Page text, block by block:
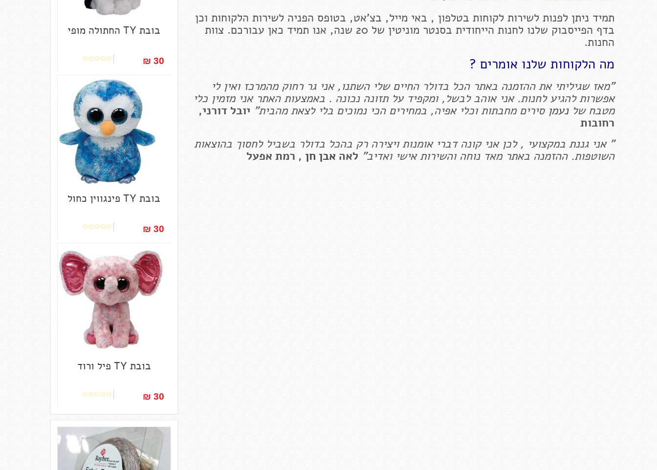
בובת TY החתולה מופי
30 ₪‎
בובת TY פינגווין כחול
30 ₪‎
בובת TY פיל ורוד
30 ₪‎
תמיד ניתן לפנות לשירות לקוחות בטלפון , באי מייל, בצ'אט, בטופס הפניה לשירות הלקוחות וכן
בדף הפייסבוק שלנו לחנות הייחודית בסנטר מוניטין של 20 שנה, אנו תמיד כאן עבורכם. צוות
החנות.
מה הלקוחות שלנו אומרים ?
"מאז שגיליתי את ההזמנה באתר הכל בדולר החיים שלי השתנו, אני גר רחוק מהמרכז ואין לי
אפשרות להגיע לחנות. אני אוהב לבשל, ומקפיד על תזונה נכונה . באמצעות האתר אני מזמין כלי
מטבח שלנעמןסירים מחבתות וכלי אפיה, במחירים הכי נמוכים בלי לצאת מהבית" יובל דורני,
רחובות
" אני גננת במקצועי , לכן אני קונה דברי אומנות ויצירה רק בהכל בדולר בשביל לחסוך בהוצאות
השוטפות. ההזמנה באתר מאד נוחה והשירות אישי ואדיב" לאה אבן חן , רמת אפעל